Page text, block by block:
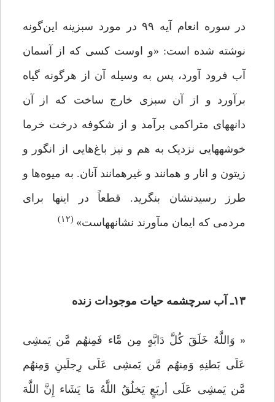
در سوره انعام آیه ۹۹ در مورد سبزینه این‌گونه
نوشته شده است: «و اوست کسى که از آسمان
آب فرود آورد، پس به وسیله آن از هرگونه گیاه
برآورد و از آن سبزى خارج ساخت که از آن
دانه‏هاى متراکمى بر‏آمد و از شکوفه درخت ‏خرما
خوشه‏هایى نزدیک به هم و نیز باغ‌هایى از انگور و
زیتون و انار و همانند و غیرهمانند آنان. به میوه‌ها و
طرز رسیدنشان بنگرید. قطعاً در اینها براى
مردمى که ایمان مى‏آورند نشانه‏هاست» (۱۲)
۱۳ـ آب سرچشمه حیات موجودات زنده
« وَاللَّهُ خَلَقَ کُلَّ دَابَّهٍ مِن مَّاء فَمِنهُم مَّن یَمشِی
عَلَی بَطنِهِ وَمِنهُم مَّن یَمشِی عَلَی رِجلَینِ وَمِنهُم
مَّن یَمشِی عَلَی أربَعٍ یَخلُقُ اللَّهُ مَا یَشَاء إِنَّ اللَّهَ